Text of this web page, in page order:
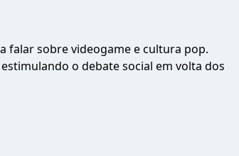
falar sobre videogame e cultura pop.
o debate social em volta dos